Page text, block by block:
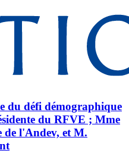
du défi démographique
du RFVE ; Mme
de l'Andev, et M.